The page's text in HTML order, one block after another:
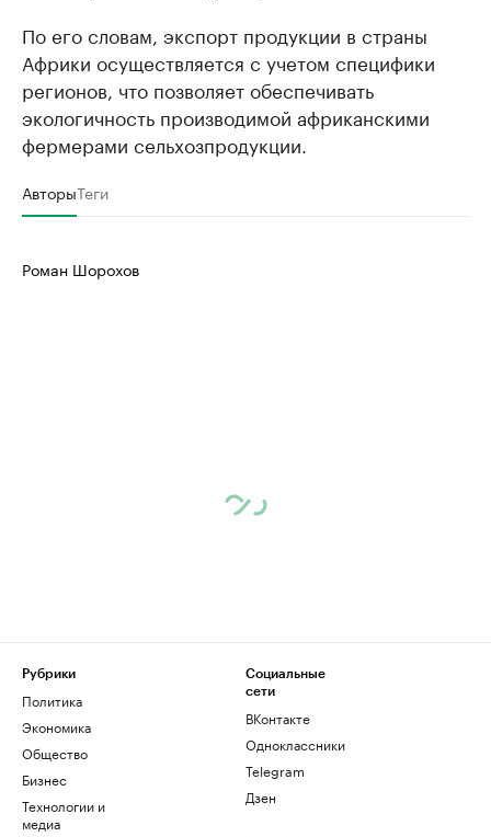
По его словам, экспорт продукции в страны
Африки осуществляется с учетом специфики
регионов, что позволяет обеспечивать
экологичность производимой африканскими
фермерами сельхозпродукции.
АвторыТеги
Роман Шорохов
Рубрики
Политика
Экономика
Общество
Бизнес
Технологии и
медиа
Социальные
сети
ВКонтакте
Одноклассники
Telegram
Дзен